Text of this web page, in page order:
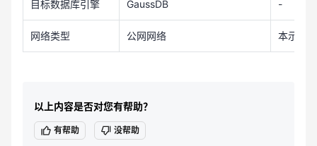
目标数据库引擎 GaussDB -
网络类型 公网网络 本示例
以上内容是否对您有帮助？
有帮助 没帮助